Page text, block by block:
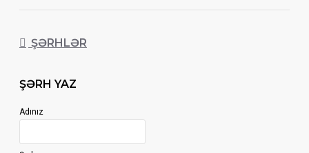
ŞƏRHLƏR
ŞƏRH YAZ
Adınız